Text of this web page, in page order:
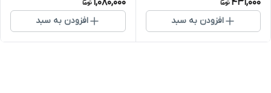
431,000
افزودن به سبد
1,080,000
افزودن به سبد